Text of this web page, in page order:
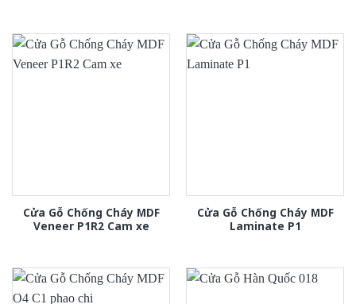
Cửa Gỗ Chống Cháy MDF
Veneer P1R2 Cam xe
Cửa Gỗ Chống Cháy MDF
Laminate P1